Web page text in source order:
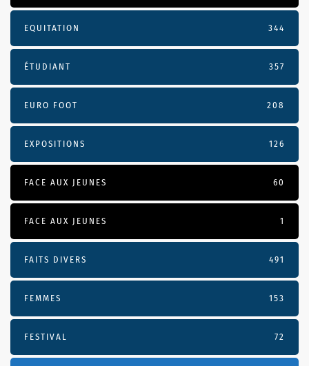
EQUITATION 344
ÉTUDIANT 357
EURO FOOT 208
EXPOSITIONS 126
FACE AUX JEUNES 60
FACE AUX JEUNES 1
FAITS DIVERS 491
FEMMES 153
FESTIVAL 72